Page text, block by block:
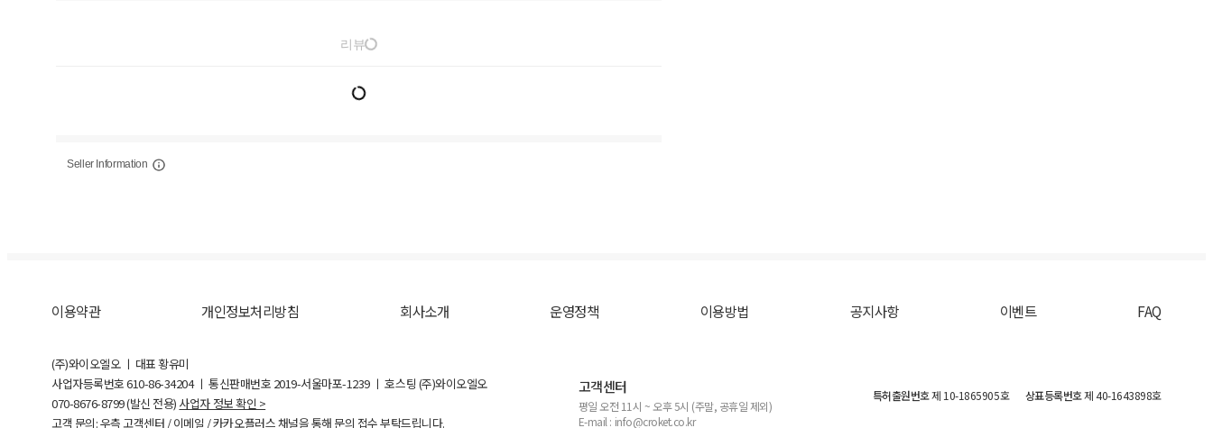
리뷰
Seller Information
이용약관 개인정보처리방침 회사소개 운영정책 이용방법 공지사항 이벤트 FAQ
(주)와이오엘오 ㅣ 대표 황유미
사업자등록번호610-86-34204ㅣ 통신판매번호 2019-서울마포-1239 ㅣ 호스팅 (주)와이오엘오
070-8676-8799 (발신 전용) 사업자 정보 확인 >
고객 문의: 우측 고객센터 / 이메일 / 카카오플러스 채널을 통해 문의 접수 부탁드립니다.
고객센터
평일 오전 11시 ~ 오후 5시 (주말, 공휴일 제외)
E-mail : info@croket.co.kr
특허출원번호제 10-1865905호 상표등록번호제 40-1643898호